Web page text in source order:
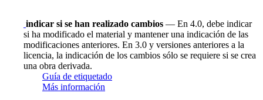
indicar si se han realizado cambios — En 4.0, debe indicar
si ha modificado el material y mantener una indicación de las
modificaciones anteriores. En 3.0 y versiones anteriores a la
licencia, la indicación de los cambios sólo se requiere si se crea
una obra derivada.
Guía de etiquetado
Más información